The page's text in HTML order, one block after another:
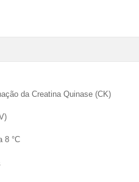
da Creatina Quinase (CK)
8 °C